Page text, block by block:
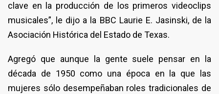
clave en la producción de los primeros videoclips
musicales”, le dijo a la BBC Laurie E. Jasinski, de la
Asociación Histórica del Estado de Texas.
Agregó que aunque la gente suele pensar en la
década de 1950 como una época en la que las
mujeres sólo desempeñaban roles tradicionales de